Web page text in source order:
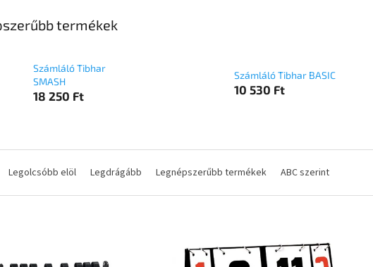
termékek
Számláló Tibhar
SMASH
18 250 Ft
Számláló Tibhar BASIC
10 530 Ft
Legolcsóbb elöl Legdrágább Legnépszerűbb termékek ABC szerint